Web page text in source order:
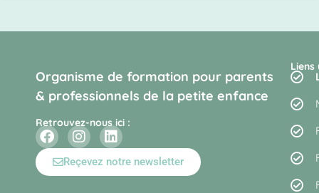
Organisme de formation pour parents
& professionnels de la petite enfance
Retrouvez-nous ici :
Reçevez notre newsletter
Liens